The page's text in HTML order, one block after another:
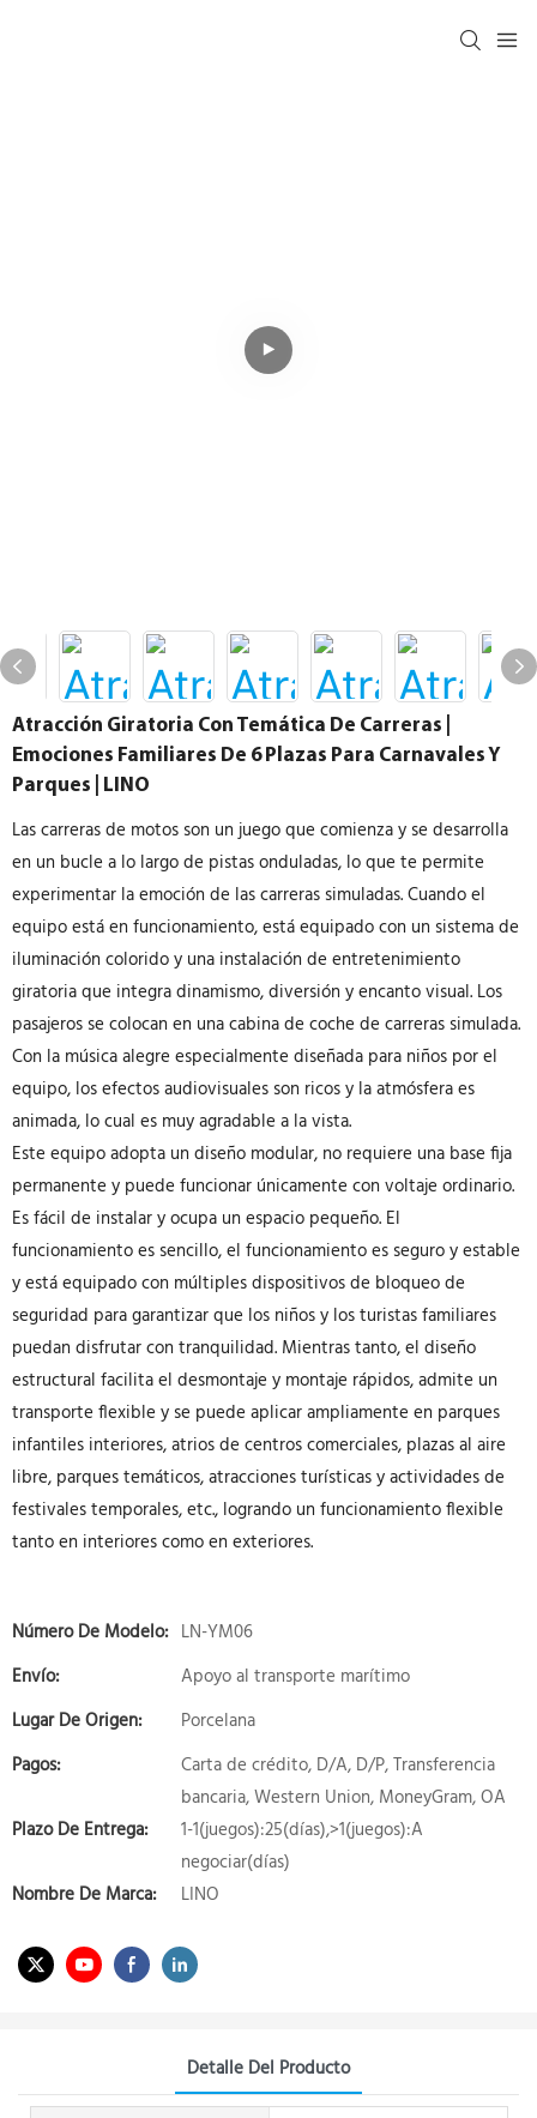
Atracción Giratoria Con Temática De Carreras |
Emociones Familiares De 6 Plazas Para Carnavales Y
Parques | LINO
Las carreras de motos son un juego que comienza y se desarrolla
en un bucle a lo largo de pistas onduladas, lo que te permite
experimentar la emoción de las carreras simuladas. Cuando el
equipo está en funcionamiento, está equipado con un sistema de
iluminación colorido y una instalación de entretenimiento
giratoria que integra dinamismo, diversión y encanto visual. Los
pasajeros se colocan en una cabina de coche de carreras simulada.
Con la música alegre especialmente diseñada para niños por el
equipo, los efectos audiovisuales son ricos y la atmósfera es
animada, lo cual es muy agradable a la vista.
Este equipo adopta un diseño modular, no requiere una base fija
permanente y puede funcionar únicamente con voltaje ordinario.
Es fácil de instalar y ocupa un espacio pequeño. El
funcionamiento es sencillo, el funcionamiento es seguro y estable
y está equipado con múltiples dispositivos de bloqueo de
seguridad para garantizar que los niños y los turistas familiares
puedan disfrutar con tranquilidad. Mientras tanto, el diseño
estructural facilita el desmontaje y montaje rápidos, admite un
transporte flexible y se puede aplicar ampliamente en parques
infantiles interiores, atrios de centros comerciales, plazas al aire
libre, parques temáticos, atracciones turísticas y actividades de
festivales temporales, etc., logrando un funcionamiento flexible
tanto en interiores como en exteriores.
Número De Modelo: LN-YM06
Envío:
Apoyo al transporte marítimo
Lugar De Origen:
Porcelana
Pagos:
Carta de crédito, D/A, D/P, Transferencia
bancaria, Western Union, MoneyGram, OA
Plazo De Entrega:
1-1(juegos):25(días),>1(juegos):A
negociar(días)
Nombre De Marca:
LINO
Detalle Del Producto